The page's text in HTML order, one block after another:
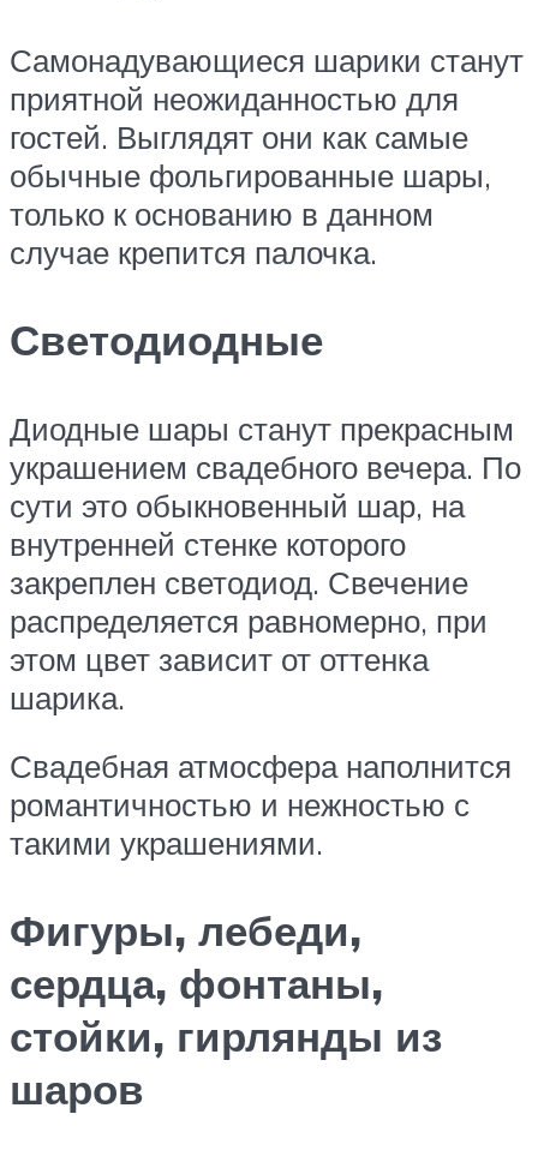
Самонадувающиеся шарики станут
приятной неожиданностью для
гостей. Выглядят они как самые
обычные фольгированные шары,
только к основанию в данном
случае крепится палочка.
Светодиодные
Диодные шары станут прекрасным
украшением свадебного вечера. По
сути это обыкновенный шар, на
внутренней стенке которого
закреплен светодиод. Свечение
распределяется равномерно, при
этом цвет зависит от оттенка
шарика.
Свадебная атмосфера наполнится
романтичностью и нежностью с
такими украшениями.
Фигуры, лебеди,
сердца, фонтаны,
стойки, гирлянды из
шаров